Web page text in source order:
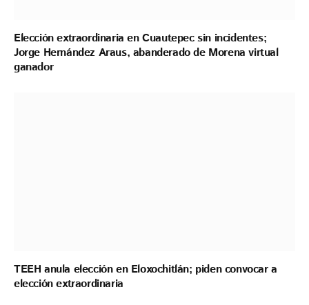
Elección extraordinaria en Cuautepec sin incidentes;
Jorge Hernández Araus, abanderado de Morena virtual
ganador
TEEH anula elección en Eloxochitlán; piden convocar a
elección extraordinaria